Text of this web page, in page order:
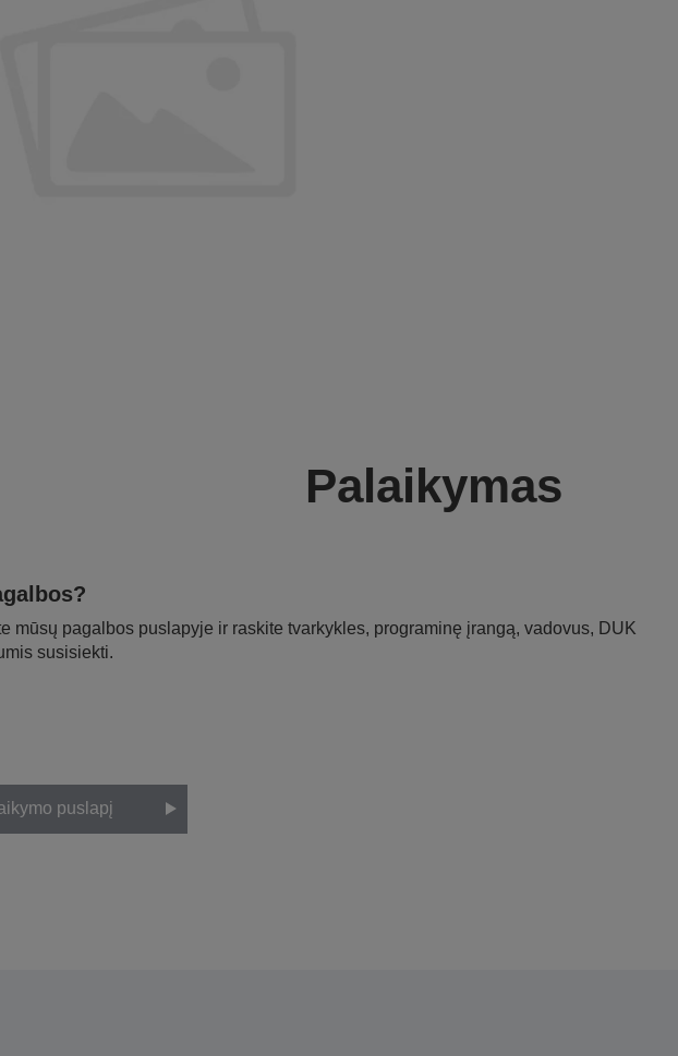
Palaikymas
mūsų pagalbos puslapyje ir raskite tvarkykles, programinę įrangą, vadovus, DUK
susisiekti.
puslapį